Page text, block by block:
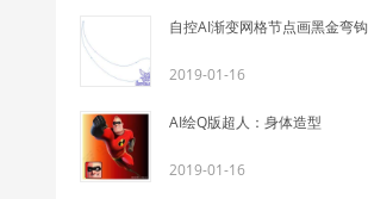
自控AI渐变网格节点画黑金弯钩
2019-01-16
AI绘Q版超人：身体造型
2019-01-16